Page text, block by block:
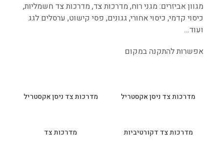
מגוון אביזרים: מגני רוח, מדרכות צד, מדרכות צד חשמליות,
כיסוי קדמי, כיסוי אחורי, גגונים, פסי קישוט, ערסלים לגג
ועוד…
אפשרות להתקנה במקום
מדרכות צד ניסן אקסטריל מדרכות צד ניסן אקסטריל
מדרכות צד דקורטיביות מדרכות צד